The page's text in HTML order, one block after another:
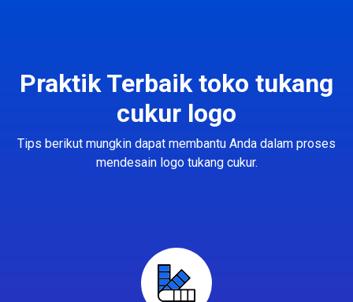
Praktik Terbaik toko tukang
cukur logo
Tips berikut mungkin dapat membantu Anda dalam proses
mendesain logo tukang cukur.